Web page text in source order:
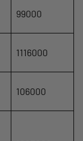
99000
1116000
106000